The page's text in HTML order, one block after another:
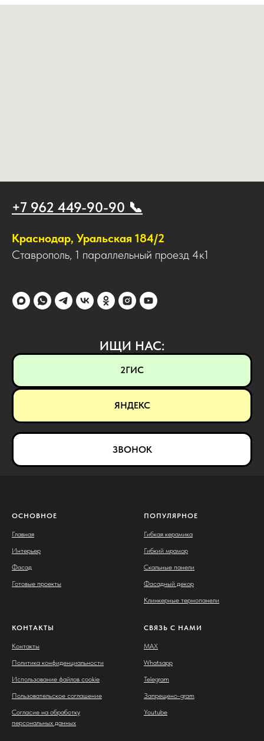
+7 962 449-90-90 📞
Краснодар, Уральская 184/2
Ставрополь, 1 параллельный проезд 4к1
ИЩИ НАС:
2ГИС
ЯНДЕКС
ЗВОНОК
ОСНОВНОЕ
Главная
Интерьер
Фасад
Готовые проекты
ПОПУЛЯРНОЕ
Гибкая керамика
Гибкий мрамор
Скальные панели
Фасадный декор
Клинкерные термопанели
КОНТАКТЫ
Контакты
Политика конфиденциальности
Использование файлов cookie
Пользовательское соглашение
Согласие на обработку
персональных данных
СВЯЗЬ С НАМИ
MAX
Whatsapp
Telegram
Запрещено-gram
Youtube